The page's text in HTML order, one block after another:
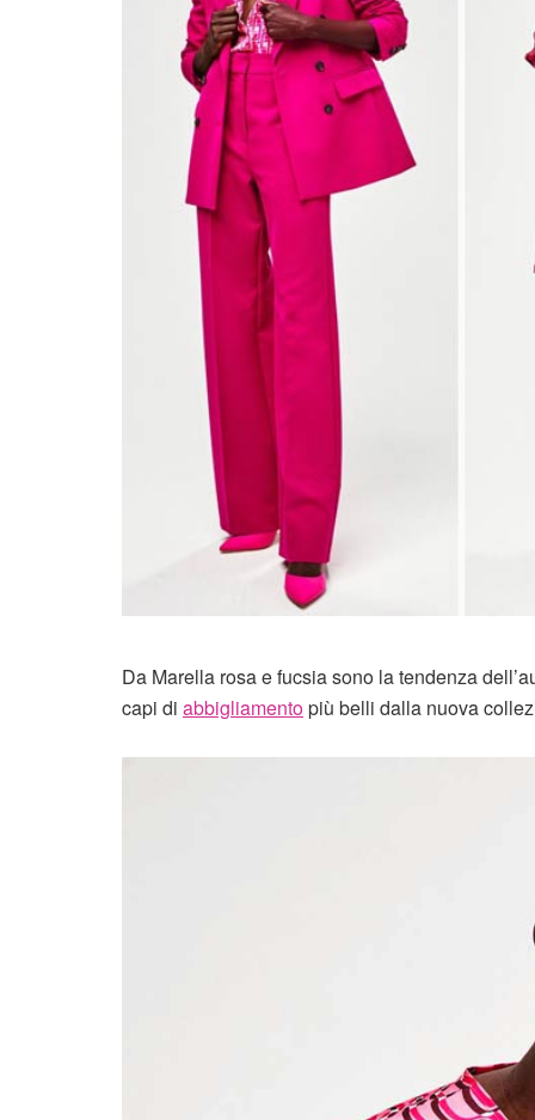
Da Marella rosa e fucsia sono la tendenza
capi di abbigliamentopiù belli dalla nuova